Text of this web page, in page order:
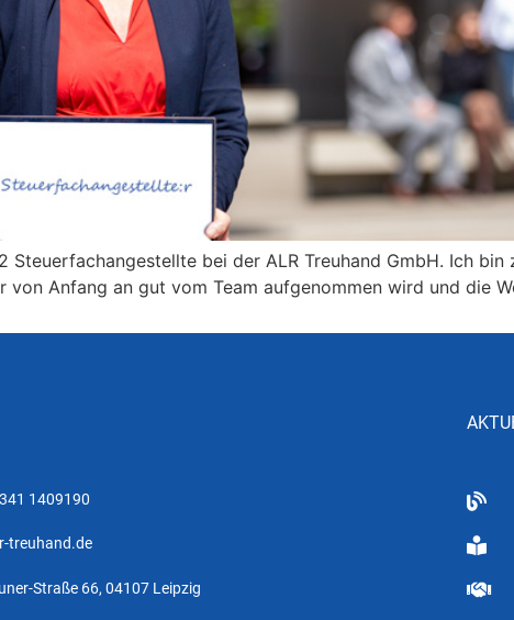
bei der ALR Treuhand GmbH. Ich
von Anfang an gut vom Team aufgenommen wird und die
1409190
treuhand.de
Straße 66, 04107 Leipzig